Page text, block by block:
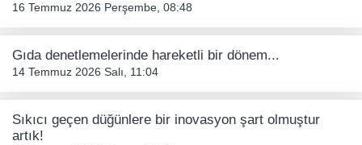
16 Temmuz 2026 Perşembe, 08:48
Gıda denetlemelerinde hareketli bir dönem...
14 Temmuz 2026 Salı, 11:04
Sıkıcı geçen düğünlere bir inovasyon şart olmuştur
artık!